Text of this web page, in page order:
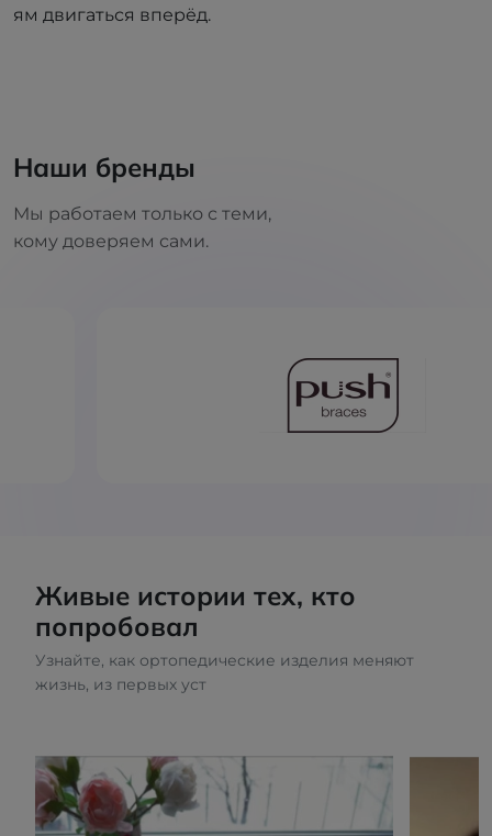
ям двигаться вперёд.
Наши бренды
Мы работаем только с теми,
кому доверяем сами.
Живые истории тех, кто
попробовал
Узнайте, как ортопедические изделия меняют
жизнь, из первых уст